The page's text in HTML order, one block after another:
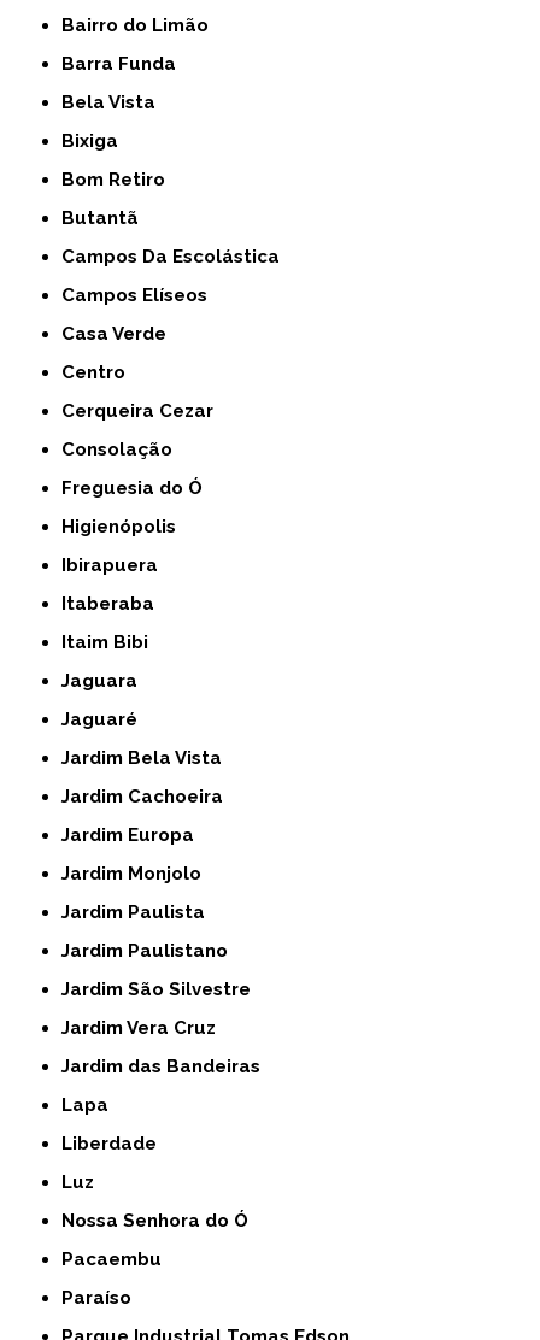
Bairro do Limão
Barra Funda
Bela Vista
Bixiga
Bom Retiro
Butantã
Campos Da Escolástica
Campos Elíseos
Casa Verde
Centro
Cerqueira Cezar
Consolação
Freguesia do Ó
Higienópolis
Ibirapuera
Itaberaba
Itaim Bibi
Jaguara
Jaguaré
Jardim Bela Vista
Jardim Cachoeira
Jardim Europa
Jardim Monjolo
Jardim Paulista
Jardim Paulistano
Jardim São Silvestre
Jardim Vera Cruz
Jardim das Bandeiras
Lapa
Liberdade
Luz
Nossa Senhora do Ó
Pacaembu
Paraíso